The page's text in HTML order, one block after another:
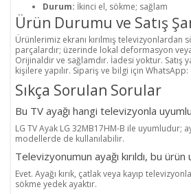
Durum: İkinci el, sökme; sağlam
Ürün Durumu ve Satış
Ürünlerimiz ekranı kırılmış televizyonlardan
parçalardır; üzerinde lokal deformasyon
Orijinaldir ve sağlamdır. İadesi yoktur. Satış
kişilere yapılır. Sipariş ve bilgi için WhatsApp:
Sıkça Sorulan Sorular
Bu TV ayağı hangi televizyonla
LG TV Ayak LG 32MB17HM-B ile uyumludur;
modellerde de kullanılabilir.
Televizyonumun ayağı kırıldı, bu ürün
Evet. Ayağı kırık, çatlak veya kayıp
sökme yedek ayaktır.